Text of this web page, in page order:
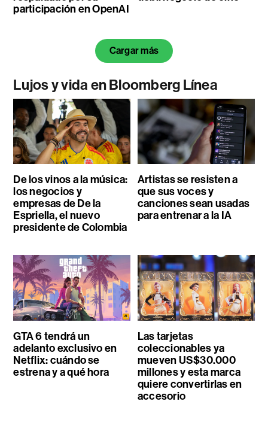
participación en OpenAI
Cargar más
Lujos y vida en Bloomberg Línea
De los vinos a la música:
los negocios y
empresas de De la
Espriella, el nuevo
presidente de Colombia
Artistas se resisten a
que sus voces y
canciones sean usadas
para entrenar a la IA
GTA 6 tendrá un
adelanto exclusivo en
Netflix: cuándo se
estrena y a qué hora
Las tarjetas
coleccionables ya
mueven US$30.000
millones y esta marca
quiere convertirlas en
accesorio